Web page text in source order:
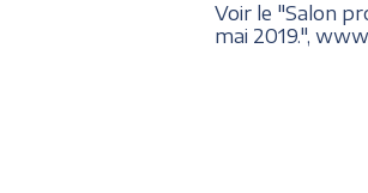
Voir le "Salon
mai 2019.",